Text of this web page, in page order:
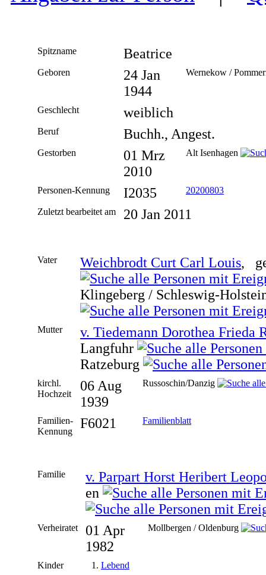
Spitzname Beatrice
Geboren
24 Jan
1944
Wernekow /
Geschlecht weiblich
Beruf Buchh., Angest.
Gestorben
01 Mrz
2010
Alt Isenhagen
Personen-Kennung I2035 20200803
Zuletzt bearbeitet am 20 Jan 2011
Vater Weichbrodt Curt Carl Louis,
Klingeberg / Schleswig-
Mutter
v. Tiedemann Dorothea Frieda
Langfuhr
Ratzeburg
kirchl.
Hochzeit
06 Aug
1939
Russoschin/Danzig
Familien-
Kennung
F6021 Familienblatt
Familie
v. Parpart Horst Heribert
en
Verheiratet
01 Apr
1982
Mollbergen / Oldenburg
Kinder 1. Lebend